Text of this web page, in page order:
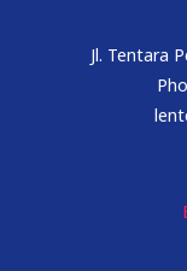
Jl. Tentara